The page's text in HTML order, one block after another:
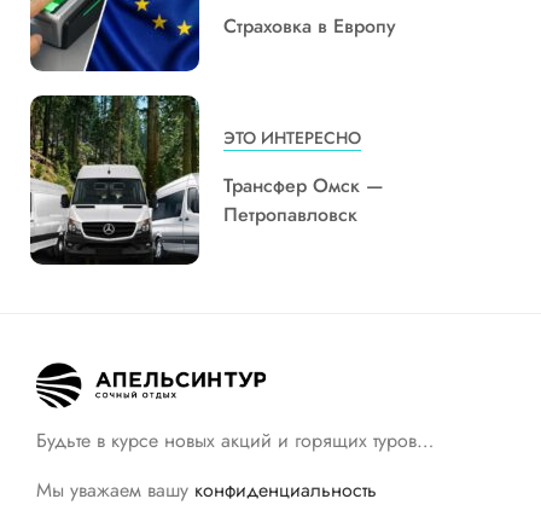
Страховка в Европу
ЭТО ИНТЕРЕСНО
Трансфер Омск —
Петропавловск
Будьте в курсе новых акций и горящих туров…
Мы уважаем вашу конфиденциальность